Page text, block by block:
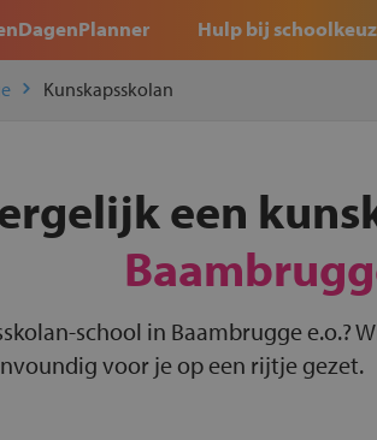
Hulp bij
Kunskapsskolan
een
school in Baambrugge e.o.?
voor je op een rijtje gezet.